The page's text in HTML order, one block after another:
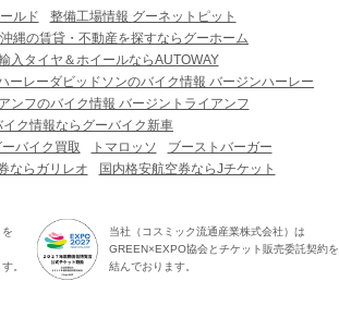
ルド
整備工場情報 グーネットピット
沖縄の賃貸・不動産を探すならグーホーム
入タイヤ＆ホイールならAUTOWAY
ーレーダビッドソンのバイク情報 バージンハーレー
ンフのバイク情報 バージントライアンフ
イク情報ならグーバイク新車
バイク買取 トマロッソ
ブーストバーガー
ならガリレオ
国内格安航空券ならJチケット
。
当社（コスミック流通産業株式会社）は
GREEN×EXPO協会とチケット販売委託契約を
結んでおります。